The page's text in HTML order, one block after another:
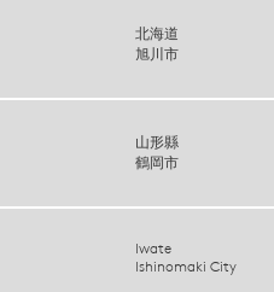
北海道
旭川市
山形縣
鶴岡市
Iwate
Ishinomaki City